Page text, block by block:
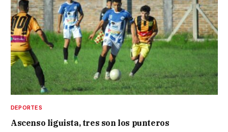
DEPORTES
Ascenso liguista, tres son los punteros